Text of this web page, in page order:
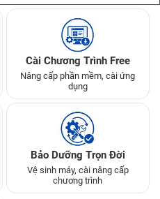
Cài Chương Trình Free
Nâng cấp phần mềm, cài ứng
dụng
Bảo Dưỡng Trọn Đời
Vệ sinh máy, cài nâng cấp
chương trình